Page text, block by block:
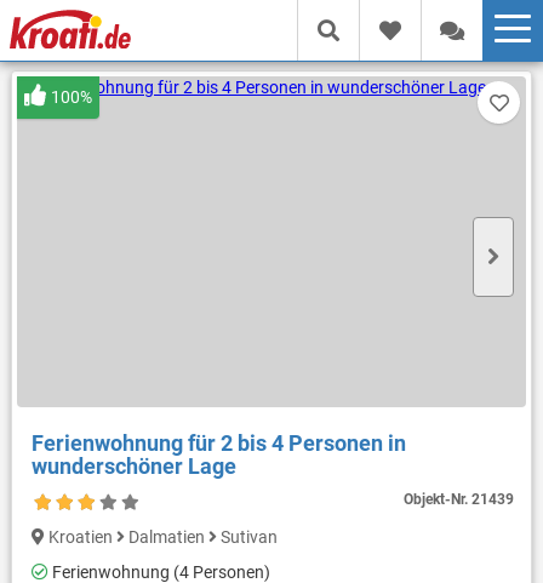
Ferienwohnung für 2 bis 4 Personen in
wunderschöner Lage
Objekt-Nr.21439
100%
Kroatien Dalmatien
Sutivan
Ferienwohnung (4 Personen)